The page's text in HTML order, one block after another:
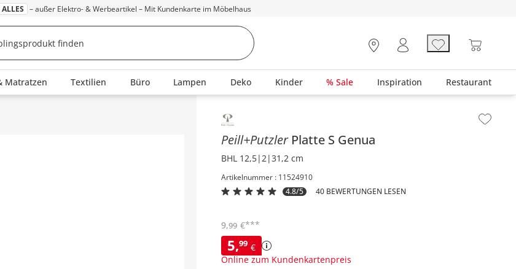
ALLES – außer Elektro- & Werbeartikel – Mit Kundenkarte im Möbelhaus
Matratzen Textilien Büro Lampen Deko Kinder % Sale Inspiration Restaurant
Inhalt der Seitenleiste überspringen - Zum Seitenende
Peill+Putzler Platte S Genua
BHL 12,5|2|31,2 cm
Artikelnummer : 11524910
4.8/5
40 BEWERTUNGEN LESEN
5,99 €
Online zum Kundenkartenpreis
9,99 €***